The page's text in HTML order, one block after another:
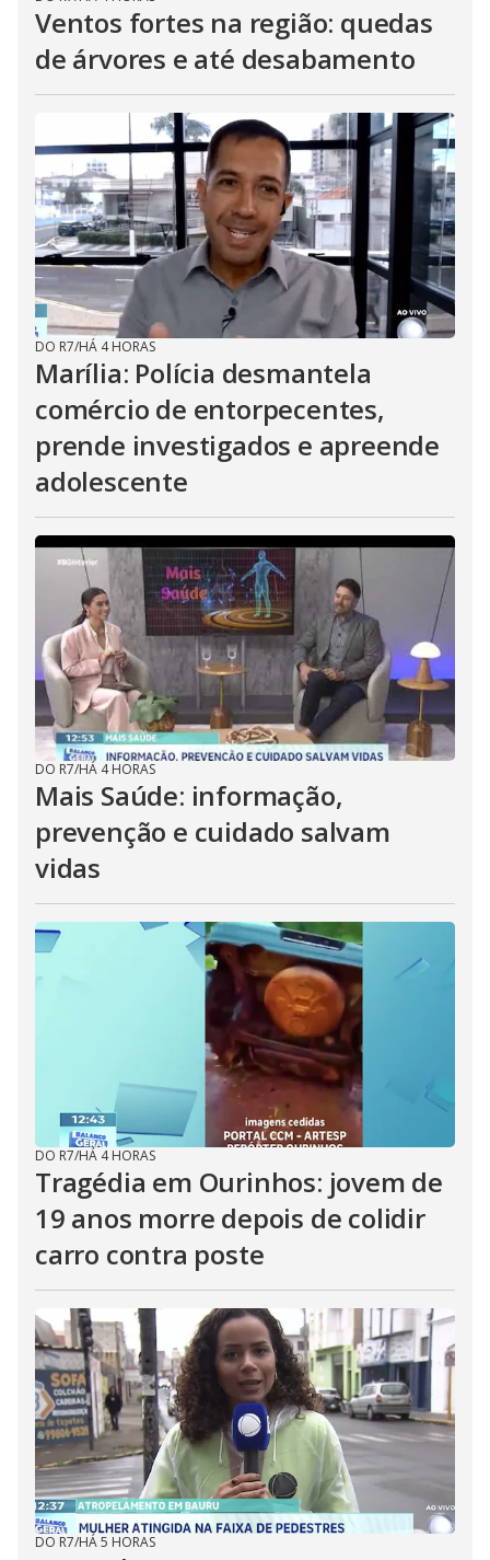
Ventos fortes na região: quedas
de árvores e até desabamento
DO R7/HÁ 4 HORAS
Marília: Polícia desmantela
comércio de entorpecentes,
prende investigados e apreende
adolescente
DO R7/HÁ 4 HORAS
Mais Saúde: informação,
prevenção e cuidado salvam
vidas
DO R7/HÁ 4 HORAS
Tragédia em Ourinhos: jovem de
19 anos morre depois de colidir
carro contra poste
DO R7/HÁ 5 HORAS